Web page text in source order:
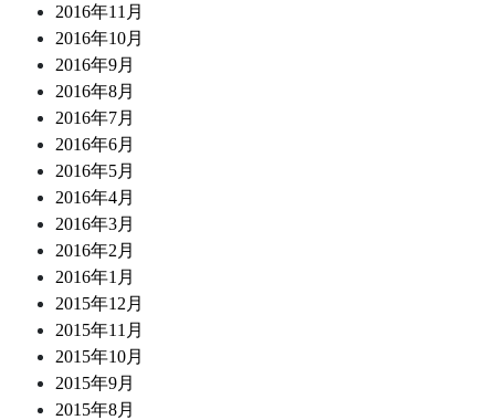
2016年11月
2016年10月
2016年9月
2016年8月
2016年7月
2016年6月
2016年5月
2016年4月
2016年3月
2016年2月
2016年1月
2015年12月
2015年11月
2015年10月
2015年9月
2015年8月